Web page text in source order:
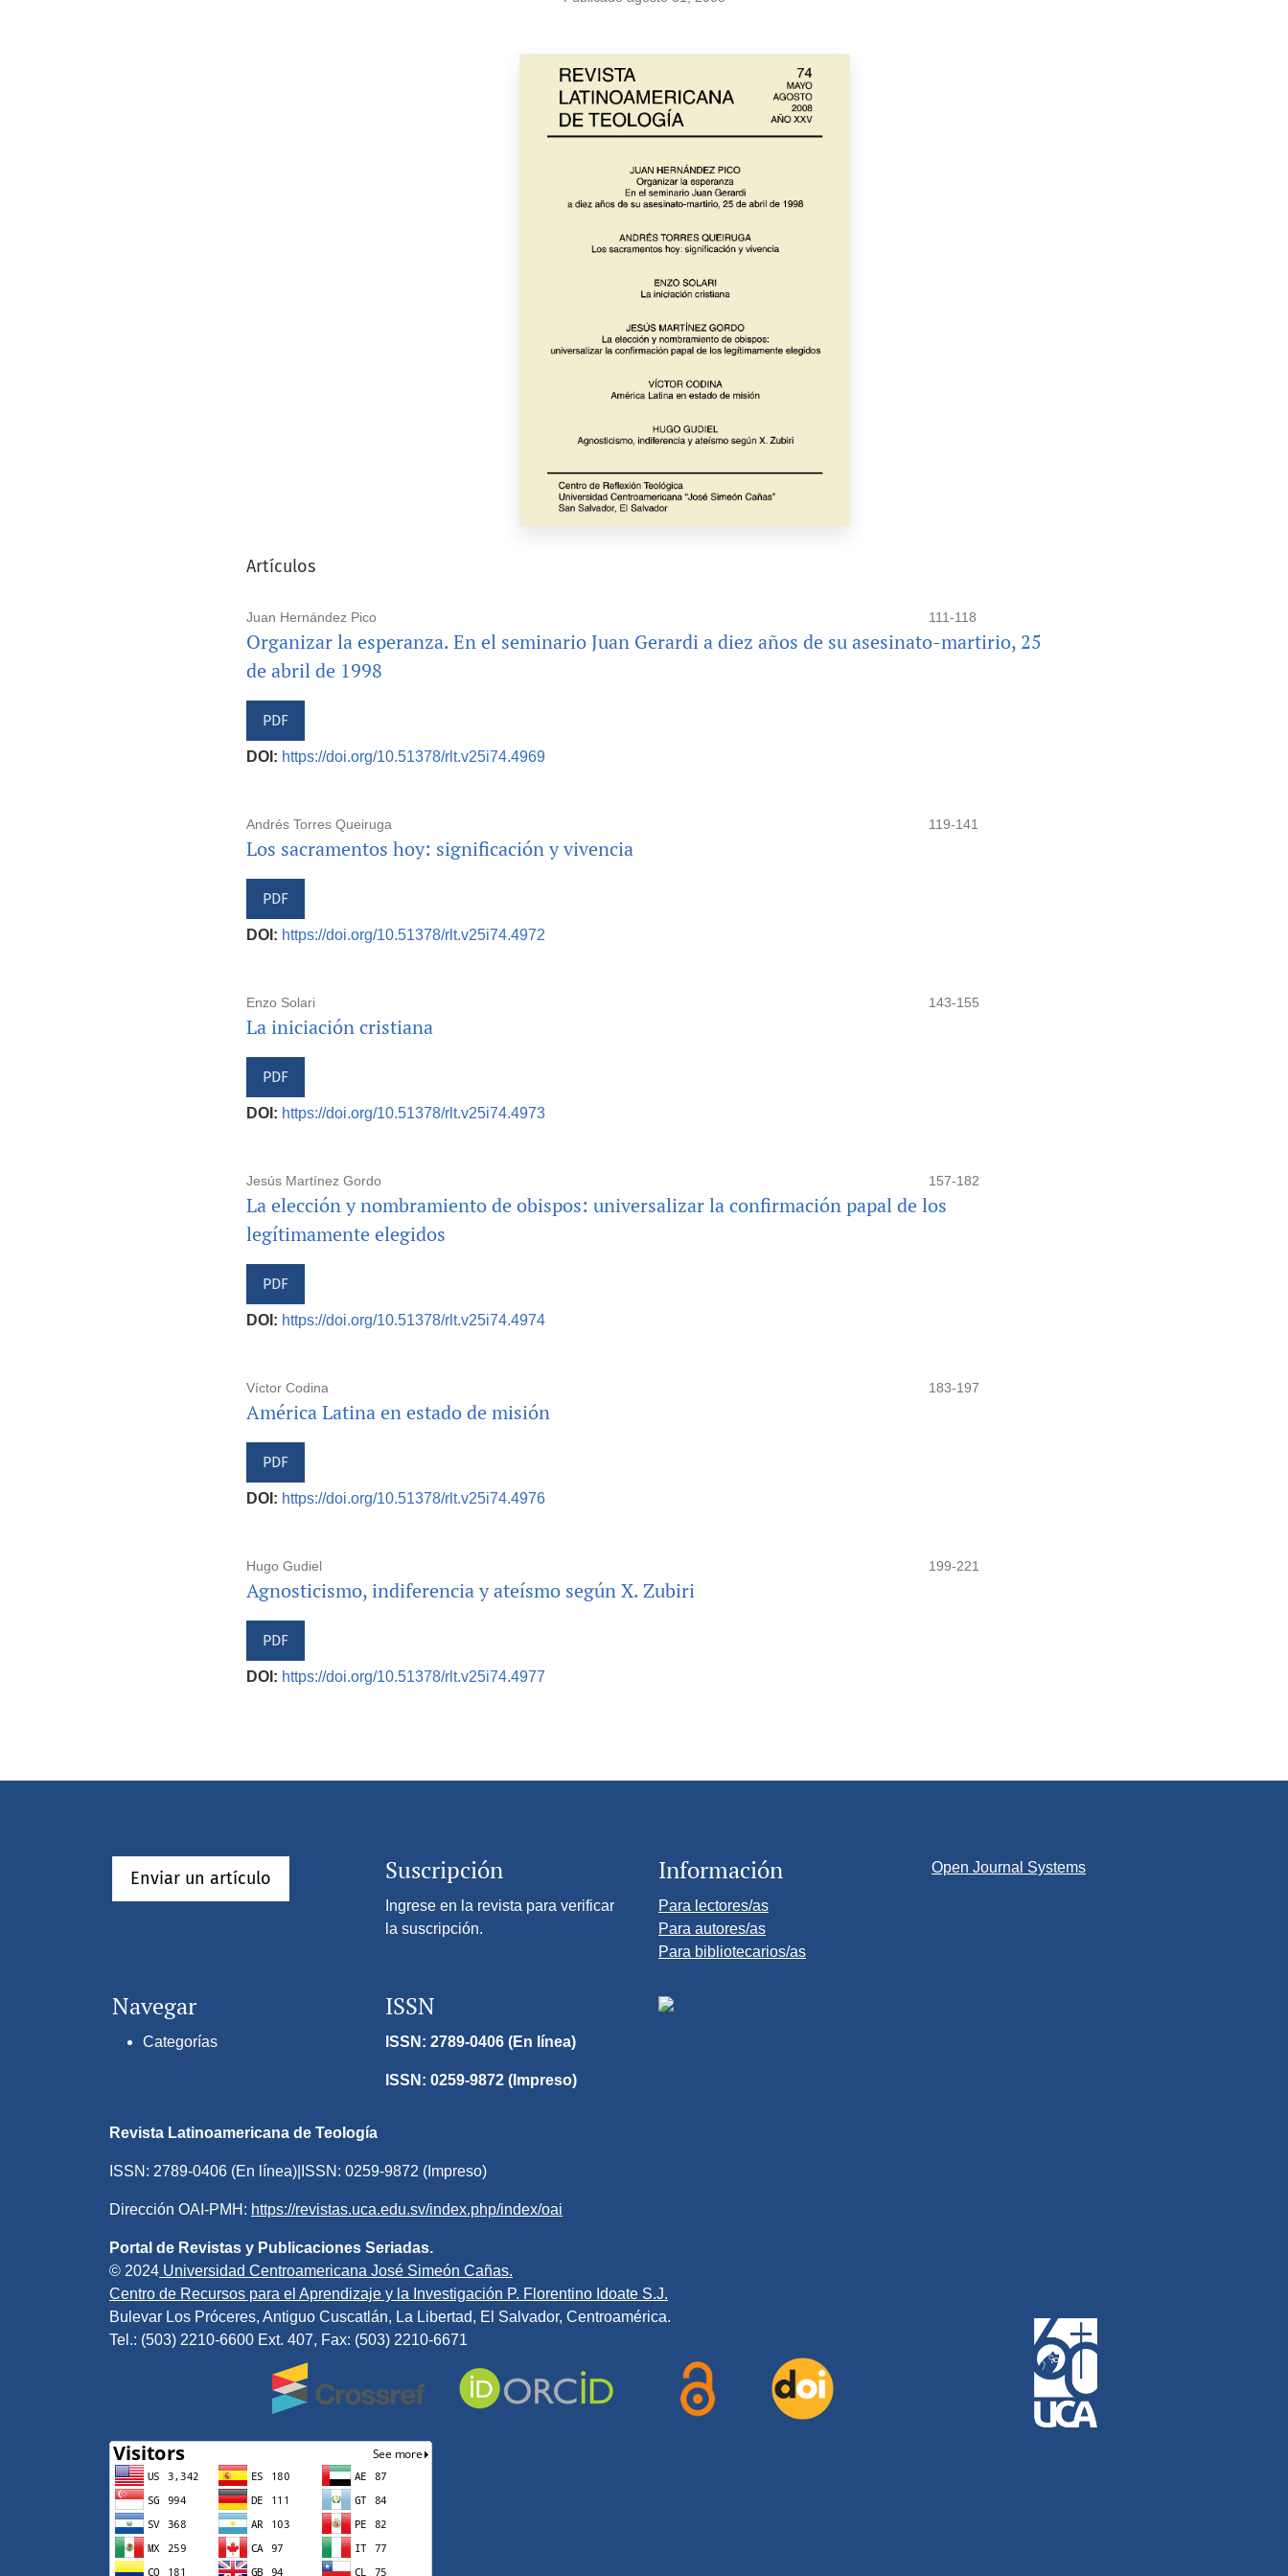
Artículos
Juan Hernández Pico 111-118
Organizar la esperanza. En el seminario Juan Gerardi a diez años de su asesinato-martirio, 25
de abril de 1998
PDF
DOI: https://doi.org/10.51378/rlt.v25i74.4969
Andrés Torres Queiruga 119-141
Los sacramentos hoy: significación y vivencia
PDF
DOI: https://doi.org/10.51378/rlt.v25i74.4972
Enzo Solari 143-155
La iniciación cristiana
PDF
DOI: https://doi.org/10.51378/rlt.v25i74.4973
Jesús Martínez Gordo 157-182
La elección y nombramiento de obispos: universalizar la confirmación papal de los
legítimamente elegidos
PDF
DOI: https://doi.org/10.51378/rlt.v25i74.4974
Víctor Codina 183-197
América Latina en estado de misión
PDF
DOI: https://doi.org/10.51378/rlt.v25i74.4976
Hugo Gudiel 199-221
Agnosticismo, indiferencia y ateísmo según X. Zubiri
PDF
DOI: https://doi.org/10.51378/rlt.v25i74.4977
Enviar un artículo Suscripción
Ingrese en la revista para verificar
la suscripción.
Información
Para lectores/as
Para autores/as
Para bibliotecarios/as
Open Journal Systems
Navegar
Categorías
ISSN
ISSN: 2789-0406 (En línea)
ISSN: 0259-9872 (Impreso)
Revista Latinoamericana de Teología
ISSN: 2789-0406 (En línea)|ISSN: 0259-9872 (Impreso)
Dirección OAI-PMH: https://revistas.uca.edu.sv/index.php/index/oai
Portal de Revistas y Publicaciones Seriadas.
© 2024 Universidad Centroamericana José Simeón Cañas.
Centro de Recursos para el Aprendizaje y la Investigación P. Florentino Idoate S.J.
Bulevar Los Próceres, Antiguo Cuscatlán, La Libertad, El Salvador, Centroamérica.
Tel.: (503) 2210-6600 Ext. 407, Fax: (503) 2210-6671